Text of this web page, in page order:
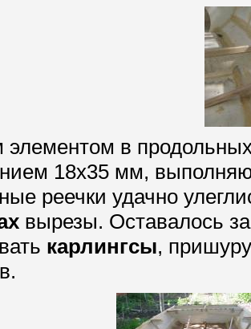
в
18х35 мм,
реечки удачно
вырезы. Оставалось
карлингсы,